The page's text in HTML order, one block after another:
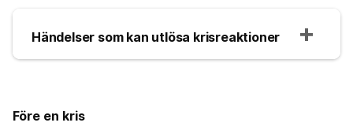
Händelser som kan utlösa krisreaktioner
Före en kris